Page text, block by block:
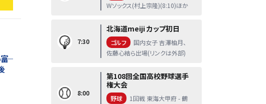
Wソックス(村上宗隆)(8:10)ほか
7:30
北海道meiji カップ初日
ゴルフ
国内女子 吉澤柚月、
佐藤心結ら出場(リンクは外部)
8:00
第108回全国高校野球選手
権大会
野球
1回戦 東海大甲府 - 鶴